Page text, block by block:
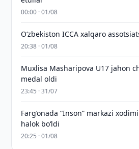
00:00 · 01/08
O‘zbekiston ICCA xalqaro
20:38 · 01/08
Muxlisa Masharipova U17 jahon
medal oldi
23:45 · 31/07
Farg‘onada “Inson” markazi
halok bo‘ldi
20:25 · 01/08